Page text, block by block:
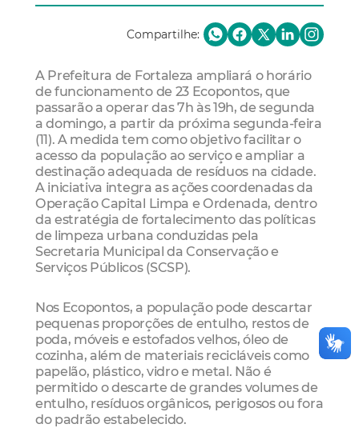
Compartilhe:
A Prefeitura de Fortaleza ampliará o horário
de funcionamento de 23 Ecopontos, que
passarão a operar das 7h às 19h, de segunda
a domingo, a partir da próxima segunda-feira
(11). A medida tem como objetivo facilitar o
acesso da população ao serviço e ampliar a
destinação adequada de resíduos na cidade.
A iniciativa integra as ações coordenadas da
Operação Capital Limpa e Ordenada, dentro
da estratégia de fortalecimento das políticas
de limpeza urbana conduzidas pela
Secretaria Municipal da Conservação e
Serviços Públicos (SCSP).
Nos Ecopontos, a população pode descartar
pequenas proporções de entulho, restos de
poda, móveis e estofados velhos, óleo de
cozinha, além de materiais recicláveis como
papelão, plástico, vidro e metal. Não é
permitido o descarte de grandes volumes de
entulho, resíduos orgânicos, perigosos ou fora
do padrão estabelecido.